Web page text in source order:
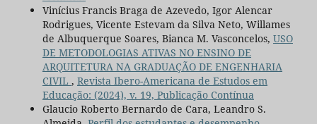
Vinícius Francis Braga de Azevedo, Igor Alencar
Rodrigues, Vicente Estevam da Silva Neto, Willames
de Albuquerque Soares, Bianca M. Vasconcelos, USO
DE METODOLOGIAS ATIVAS NO ENSINO DE
ARQUITETURA NA GRADUAÇÃO DE ENGENHARIA
CIVIL , Revista Ibero-Americana de Estudos em
Educação: (2024), v. 19, Publicação Contínua
Glaucio Roberto Bernardo de Cara, Leandro S.